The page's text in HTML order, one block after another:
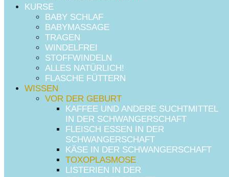
KURSE
BABY SCHLAF
BABYMASSAGE
TRAGEN
WINDELFREI
STOFFWINDELN
ALLES NATÜRLICH!
FLASCHE FÜTTERN
WISSEN
VOR DER GEBURT
KAFFEE UND ANDERE SUCHTMITTEL
IN DER SCHWANGERSCHAFT
FLEISCH ESSEN IN DER
SCHWANGERSCHAFT
KÄSE IN DER SCHWANGERSCHAFT
TOXOPLASMOSE
LISTERIEN IN DER
finden sich Zysten im Gehirn und der Muskulatur
Wo kommt Toxoplasmose
vor?
Der Parasit ist weltweit zu finden. Es gibt drei
verschiedene Typen, die sich unwesentlich unterschieden
und die alle für den Menschen gefährlich werden können.
In Deutschland findet sich eine Durchseuchungsrate der
erwachsenen Bevölkerung von ca. 50%.
Wie kann ich mich bzw. mein